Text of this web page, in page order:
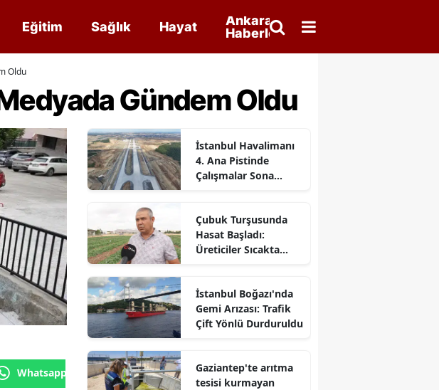
Eğitim Sağlık Hayat
Ankara
Haberleri
Oldu
Gündem Oldu
Whatsapp'tan Gönder
İstanbul Havalimanı
4. Ana Pistinde
Çalışmalar Sona
Çubuk Turşusunda
Hasat Başladı:
Üreticiler Sıcakta
İstanbul Boğazı'nda
Gemi Arızası: Trafik
Çift Yönlü Durduruldu
Gaziantep'te arıtma
tesisi kurmayan